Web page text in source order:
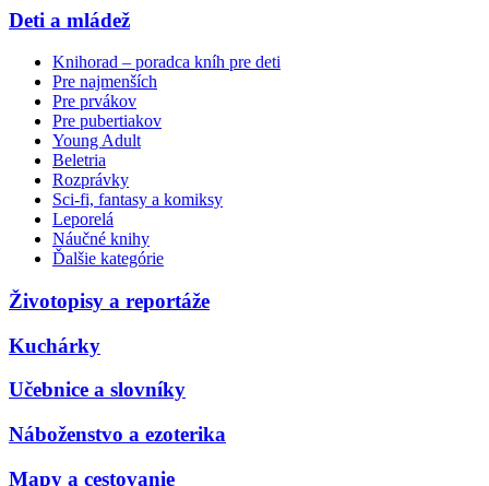
Deti a mládež
Knihorad – poradca kníh pre deti
Pre najmenších
Pre prvákov
Pre pubertiakov
Young Adult
Beletria
Rozprávky
Sci-fi, fantasy a komiksy
Leporelá
Náučné knihy
Ďalšie kategórie
Životopisy a reportáže
Kuchárky
Učebnice a slovníky
Náboženstvo a ezoterika
Mapy a cestovanie